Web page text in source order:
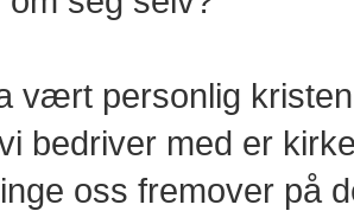
vært personlig
bedriver med er
oss fremover på